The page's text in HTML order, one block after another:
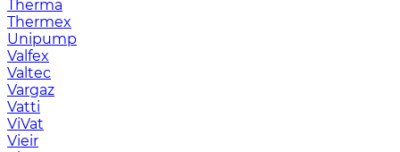
Therma
Thermex
Unipump
Valfex
Valtec
Vargaz
Vatti
ViVat
Vieir